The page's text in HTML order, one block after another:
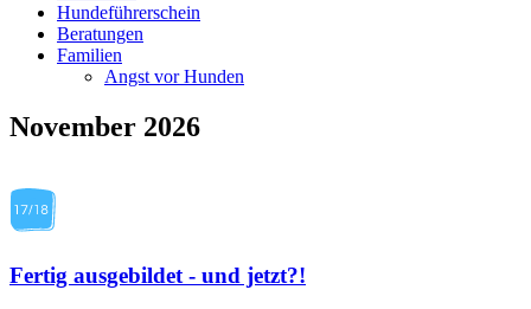
Hundeführerschein
Beratungen
Familien
Angst vor Hunden
November 2026
Fertig ausgebildet - und jetzt?!